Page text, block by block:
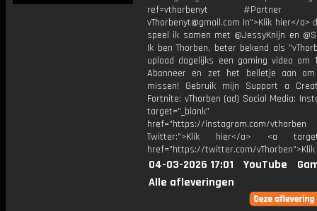
ref=vthorbenyt #Partner
vThorbenyt@gmail.com In">Klik hier</a>
speel ik samen met @JessyKnijn en
Ik ben Thorben, beter bekend als
upload dagelijks een gaming video om
Abonneer en zet het belletje aan
missen! Gebruik mijn Support a
Fortnite: vThorben (ad) Social Media:
target="_blank"
href="https://instagram.com/vthorben
Twitter:">Klik hier</a> <a
href="https://twitter.com/
04-03-2026 17:01 YouTube
Alle afleveringen